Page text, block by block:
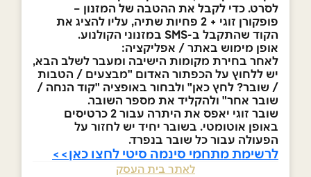
לסרט. כדי לקבל את ההטבה של המזנון –
פופקורן זוגי + 2 פחיות שתיה, עליו להציג את
הקוד שהתקבל ב-SMS במזנוני הקולנוע.
אופן מימוש באתר / אפליקציה:
לאחר בחירת מקומות הישיבה ומעבר לשלב הבא,
יש ללחוץ על הכפתור האדום "מבצעים / הטבות
/ שובר? לחץ כאן" ולבחור באופציה "קוד הנחה /
שובר אחר" ולהקליד את מספר השובר.
שובר זוגי יאפס את היתרה עבור 2 כרטיסים
באופן אוטומטי. בשובר יחיד יש לחזור על
הפעולה עבור כל שובר בנפרד.
לרשימת מתחמי סינמה סיטי לחצו כאן>>
לאתר בית העסק